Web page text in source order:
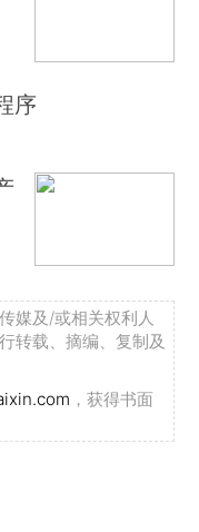
序
媒及/或相关权利人
转载、摘编、复制及
，获得书面